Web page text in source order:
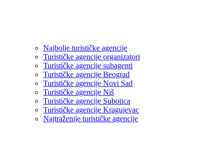
Najbolje turističke agencije
Turističke agencije organizatori
Turističke agencije subagenti
Turističke agencije Beograd
Turističke agencije Novi Sad
Turističke agencije Niš
Turističke agencije Subotica
Turističke agencije Kragujevac
Najtraženije turističke agencije